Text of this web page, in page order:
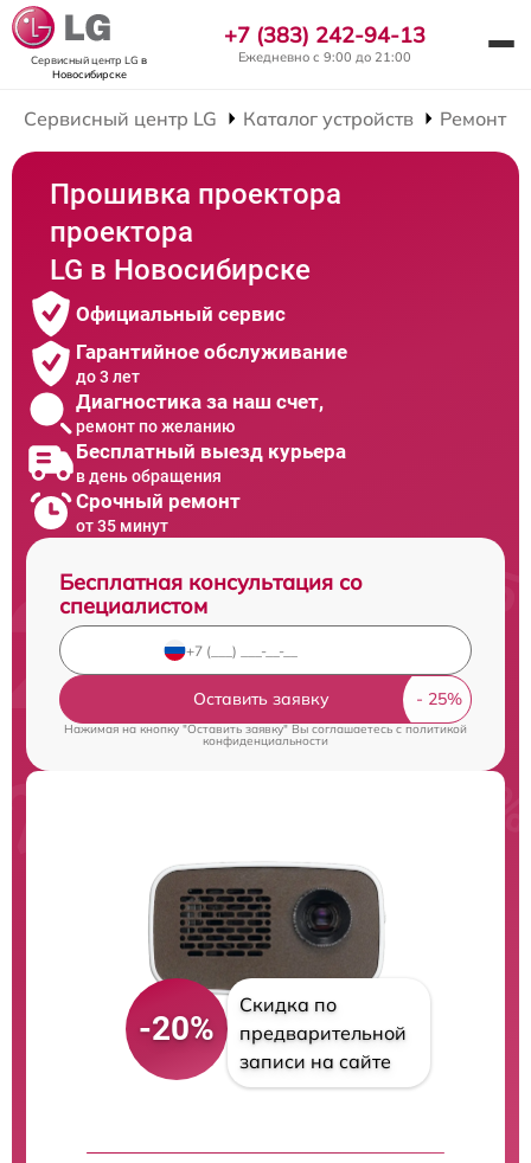
Сервисный центр LG в
Новосибирске
+7 (383) 242-94-13
Ежедневно с 9:00 до 21:00
Сервисный центр LG Каталог устройств Ремонт
Прошивка проектора
проектора
LG в Новосибирске
Официальный сервис
Гарантийное обслуживание
до 3 лет
Диагностика за наш счет,
ремонт по желанию
Бесплатный выезд курьера
в день обращения
Срочный ремонт
от 35 минут
Бесплатная консультация со
специалистом
Оставить заявку
Нажимая на кнопку "Оставить заявку" Вы соглашаетесь cполитикой
конфиденциальности
-20%
Скидка по
предварительной
записи на сайте